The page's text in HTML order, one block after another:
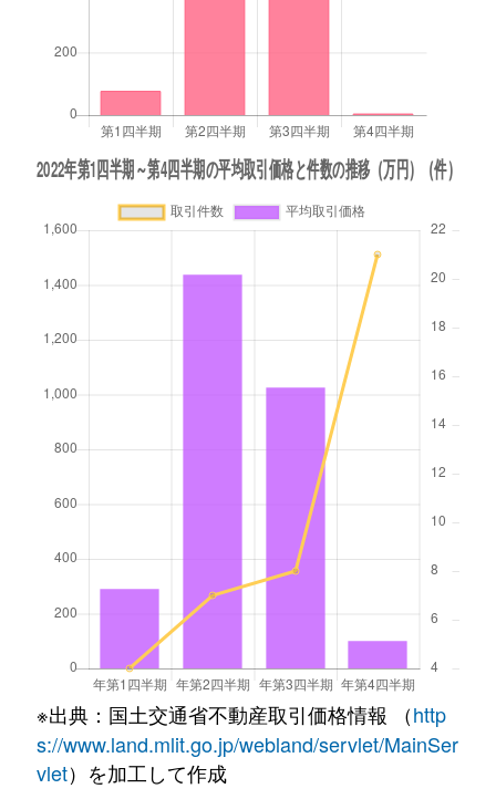
※出典：国土交通省不動産取引価格情報 （http
s://www.land.mlit.go.jp/webland/servlet/MainSer
vlet）を加工して作成